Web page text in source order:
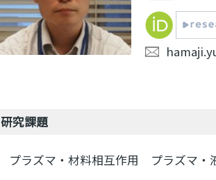
研究課題
プラズマ・材料相互作用 プラズマ